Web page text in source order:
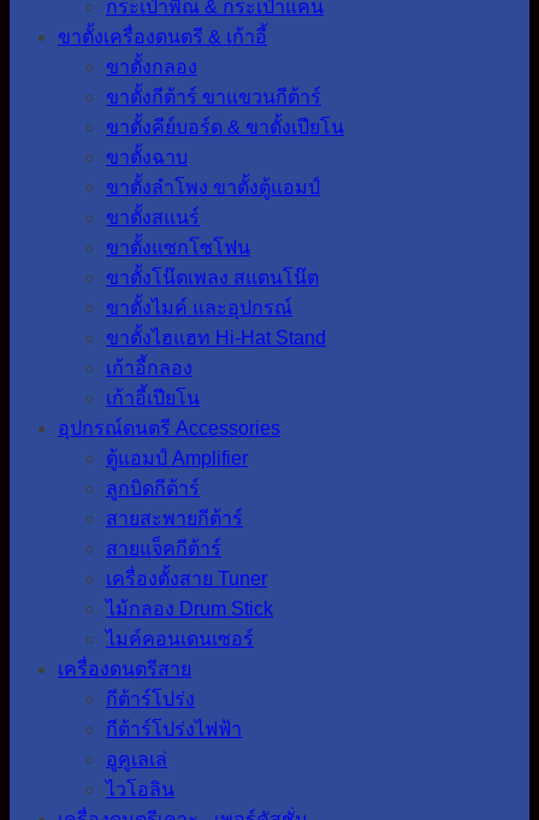
กระเป๋าพิณ & กระเป๋าแคน
ขาตั้งเครื่องดนตรี & เก้าอี้
ขาตั้งกลอง
ขาตั้งกีต้าร์ ขาแขวนกีต้าร์
ขาตั้งคีย์บอร์ด & ขาตั้งเปียโน
ขาตั้งฉาบ
ขาตั้งลำโพง ขาตั้งตู้แอมป์
ขาตั้งสแนร์
ขาตั้งแซกโซโฟน
ขาตั้งโน๊ตเพลง สแตนโน๊ต
ขาตั้งไมค์ และอุปกรณ์
ขาตั้งไฮแฮท Hi-Hat Stand
เก้าอี้กลอง
เก้าอี้เปียโน
อุปกรณ์ดนตรี Accessories
ตู้แอมป์ Amplifier
ลูกบิดกีต้าร์
สายสะพายกีต้าร์
สายแจ็คกีต้าร์
เครื่องตั้งสาย Tuner
ไม้กลอง Drum Stick
ไมค์คอนเดนเซอร์
เครื่องดนตรีสาย
กีต้าร์โปร่ง
กีต้าร์โปร่งไฟฟ้า
อูคูเลเล่
ไวโอลิน